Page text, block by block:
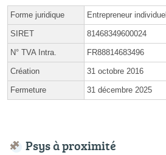
Forme juridique Entrepreneur individuel
SIRET 81468349600024
N° TVA Intra. FR88814683496
Création 31 octobre 2016
Fermeture 31 décembre 2025
Psys à proximité